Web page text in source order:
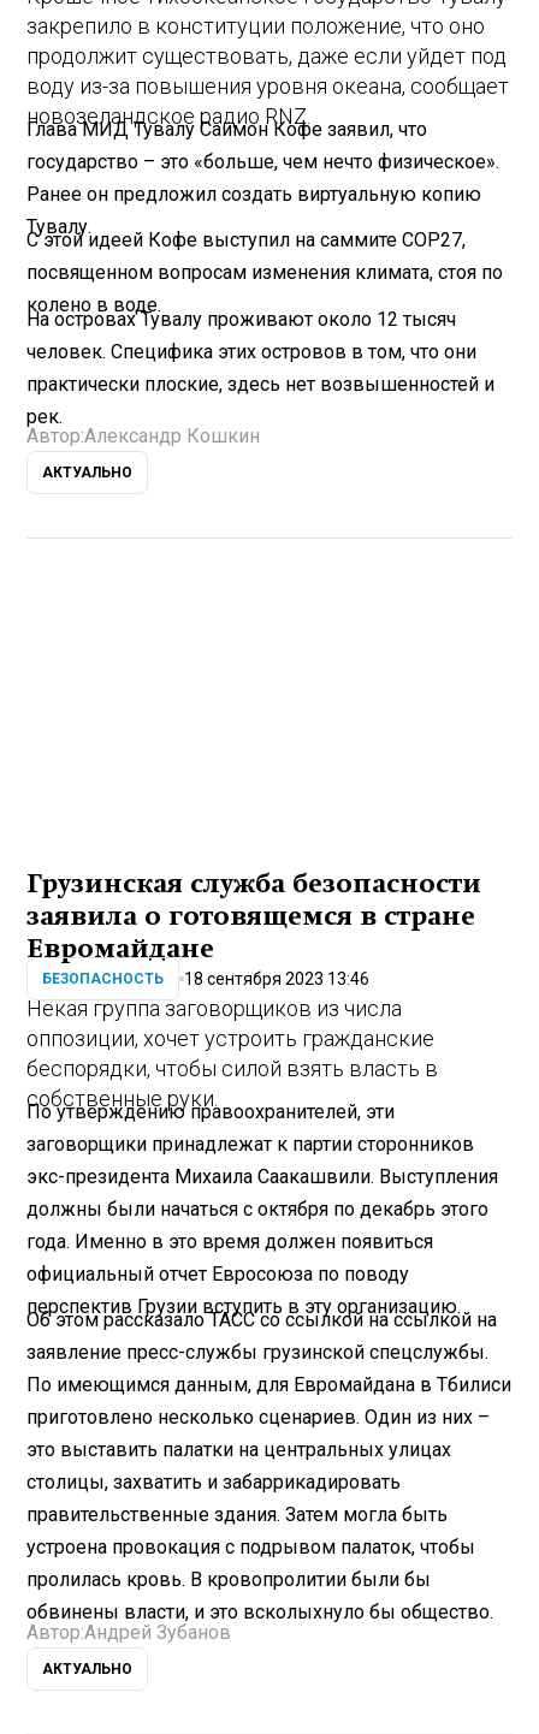
закрепило в конституции положение, что оно
продолжит существовать, даже если уйдет под
воду из-за повышения уровня океана, сообщает
новозеландское радио RNZ.
Глава МИД Тувалу Саймон Кофе заявил, что
государство – это «больше, чем нечто физическое».
Ранее он предложил создать виртуальную копию
Тувалу.
С этой идеей Кофе выступил на саммите COP27,
посвященном вопросам изменения климата, стоя по
колено в воде.
На островах Тувалу проживают около 12 тысяч
человек. Специфика этих островов в том, что они
практически плоские, здесь нет возвышенностей и
рек.
Автор:Александр Кошкин
АКТУАЛЬНО
Грузинская служба безопасности
заявила о готовящемся в стране
Евромайдане
БЕЗОПАСНОСТЬ 18 сентября 2023 13:46
Некая группа заговорщиков из числа
оппозиции, хочет устроить гражданские
беспорядки, чтобы силой взять власть в
собственные руки.
По утверждению правоохранителей, эти
заговорщики принадлежат к партии сторонников
экс-президента Михаила Саакашвили. Выступления
должны были начаться с октября по декабрь этого
года. Именно в это время должен появиться
официальный отчет Евросоюза по поводу
перспектив Грузии вступить в эту организацию.
Об этом рассказало ТАСС со ссылкой на ссылкой на
заявление пресс-службы грузинской спецслужбы.
По имеющимся данным, для Евромайдана в Тбилиси
приготовлено несколько сценариев. Один из них –
это выставить палатки на центральных улицах
столицы, захватить и забаррикадировать
правительственные здания. Затем могла быть
устроена провокация с подрывом палаток, чтобы
пролилась кровь. В кровопролитии были бы
обвинены власти, и это всколыхнуло бы общество.
Автор:Андрей Зубанов
АКТУАЛЬНО